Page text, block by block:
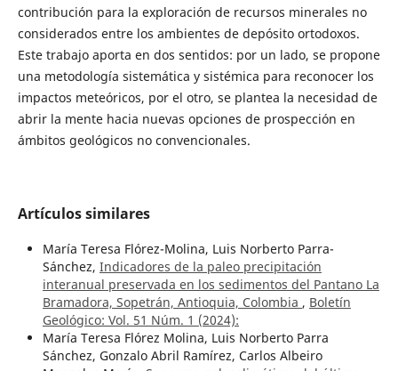
contribución para la exploración de recursos minerales no
considerados entre los ambientes de depósito ortodoxos.
Este trabajo aporta en dos sentidos: por un lado, se propone
una metodología sistemática y sistémica para reconocer los
impactos meteóricos, por el otro, se plantea la necesidad de
abrir la mente hacia nuevas opciones de prospección en
ámbitos geológicos no convencionales.
Artículos similares
María Teresa Flórez-Molina, Luis Norberto Parra-
Sánchez, Indicadores de la paleo precipitación
interanual preservada en los sedimentos del Pantano La
Bramadora, Sopetrán, Antioquia, Colombia , Boletín
Geológico: Vol. 51 Núm. 1 (2024):
María Teresa Flórez Molina, Luis Norberto Parra
Sánchez, Gonzalo Abril Ramírez, Carlos Albeiro